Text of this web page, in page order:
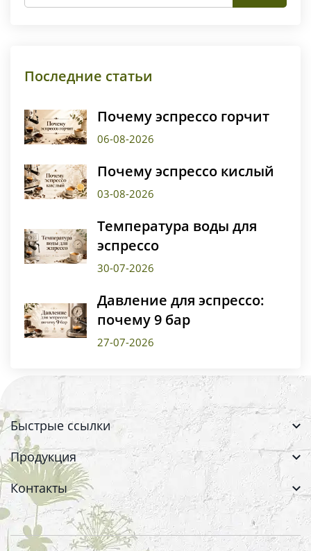
Последние статьи
Почему эспрессо горчит
06-08-2026
Почему эспрессо кислый
03-08-2026
Температура воды для
эспрессо
30-07-2026
Давление для эспрессо:
почему 9 бар
27-07-2026
Быстрые ссылки
Продукция
Контакты